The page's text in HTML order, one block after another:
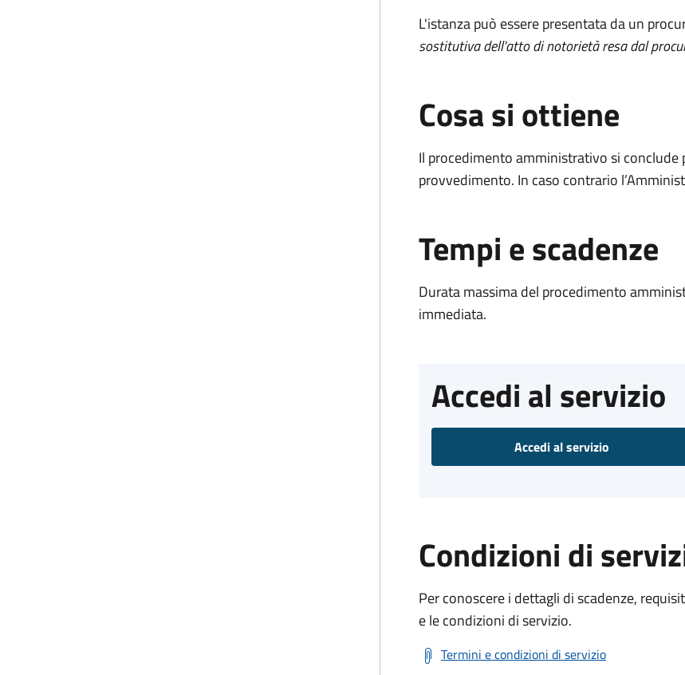
L'istanza può essere presentata da un
sostitutiva dell'atto di notorietà resa dal
Cosa si ottiene
Il procedimento amministrativo si conclude
provvedimento. In caso contrario
Tempi e scadenze
Durata massima del procedimento
immediata.
Accedi al servizio
Accedi al servizio
Condizioni di
Per conoscere i dettagli di scadenze,
e le condizioni di servizio.
Termini e condizioni di servizio